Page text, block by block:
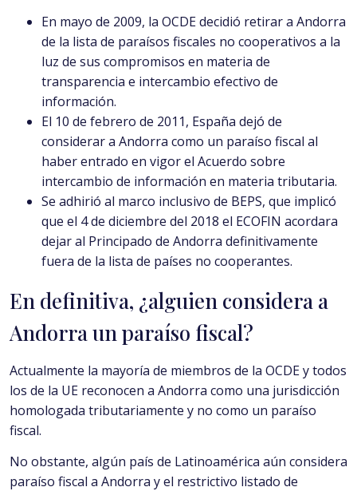
En mayo de 2009, la OCDE decidió retirar a Andorra
de la lista de paraísos fiscales no cooperativos a la
luz de sus compromisos en materia de
transparencia e intercambio efectivo de
información.
El 10 de febrero de 2011, España dejó de
considerar a Andorra como un paraíso fiscal al
haber entrado en vigor el Acuerdo sobre
intercambio de información en materia tributaria.
Se adhirió al marco inclusivo de BEPS, que implicó
que el 4 de diciembre del 2018 el ECOFIN acordara
dejar al Principado de Andorra definitivamente
fuera de la lista de países no cooperantes.
En definitiva, ¿alguien considera a
Andorra un paraíso fiscal?
Actualmente la mayoría de miembros de la OCDE y todos
los de la UE reconocen a Andorra como una jurisdicción
homologada tributariamente y no como un paraíso
fiscal.
No obstante, algún país de Latinoamérica aún considera
paraíso fiscal a Andorra y el restrictivo listado de